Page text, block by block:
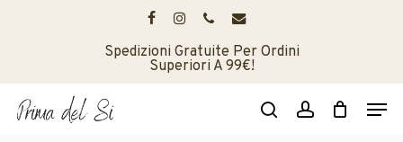
facebookinstagramphoneemail
Spedizioni Gratuite Per Ordini
Superiori A 99€!